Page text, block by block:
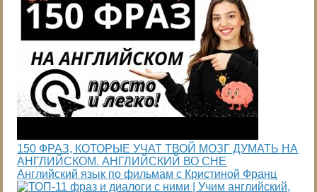
150 ФРАЗ, КОТОРЫЕ УЧАТ ТВОЙ МОЗГ ДУМАТЬ НА
АНГЛИЙСКОМ. АНГЛИЙСКИЙ ВО СНЕ
Английский язык по фильмам с Кристиной Франц